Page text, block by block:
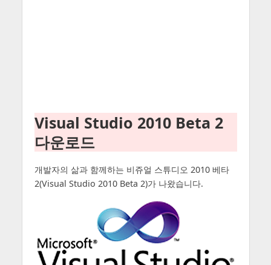
Visual Studio 2010 Beta 2
다운로드
개발자의 삶과 함께하는 비쥬얼 스튜디오 2010 베타
2(Visual Studio 2010 Beta 2)가 나왔습니다.